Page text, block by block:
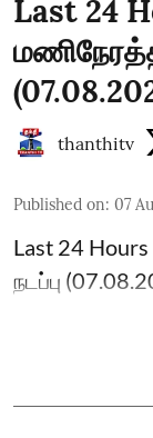
Last 24
thanthitv
Published on: 07
Last 24
நடப்பு